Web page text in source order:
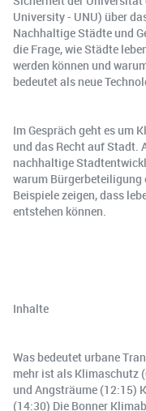
University - UNU) über
Nachhaltige Städte und
die Frage, wie Städte
werden können und
bedeutet als neue
Im Gespräch geht es um
und das Recht auf Stadt.
nachhaltige
warum
Beispiele zeigen, dass
entstehen können.
Inhalte
Was bedeutet urbane
mehr ist als Klimaschutz
und Angsträume (12:15)
(14:30) Die Bonner